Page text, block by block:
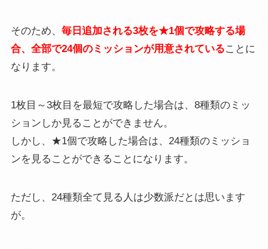
そのため、 毎日追加される3枚を★1個で攻略する場
合、全部で24個のミッションが用意されていることに
なります。
1枚目～3枚目を最短で攻略した場合は、8種類のミッ
ションしか見ることができません。
しかし、★1個で攻略した場合は、24種類のミッショ
ンを見ることができることになります。
ただし、24種類全て見る人は少数派だとは思います
が。